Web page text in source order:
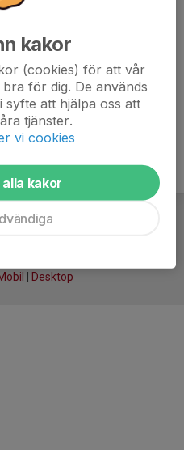
Desktop
kakor
(cookies) för att vår
för dig. De används
att hjälpa oss att
tjänster.
vi cookies
kakor